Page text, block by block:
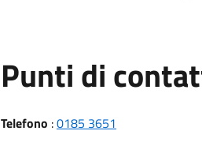
Punti di
Telefono :0185 3651